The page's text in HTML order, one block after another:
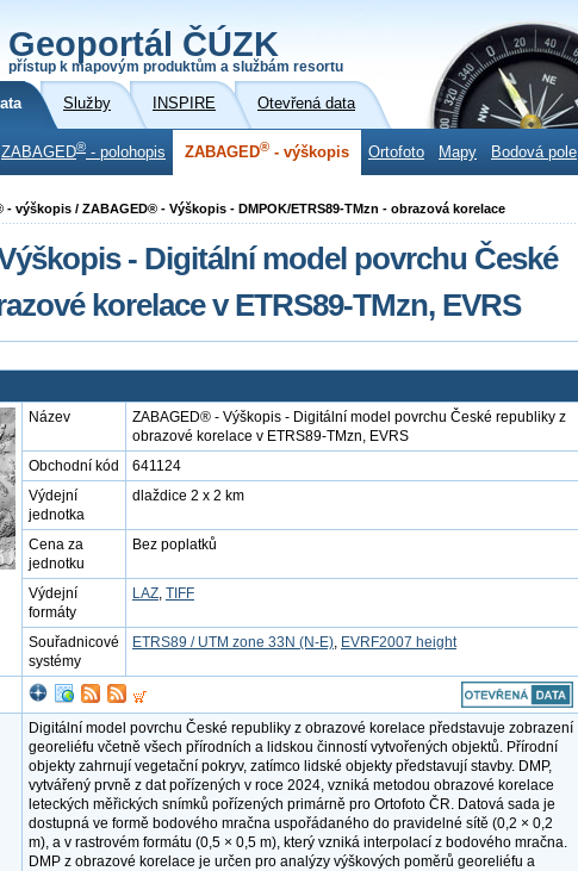
Geoportál ČÚZK
přístup k mapovým produktům a službám resortu
Služby INSPIRE Otevřená data
ZABAGED® - polohopis ZABAGED® - výškopis Ortofoto Mapy Bodová pole
- výškopis / ZABAGED® - Výškopis - DMPOK/ETRS89-TMzn - obrazová korelace
- Digitální model povrchu České
korelace v ETRS89-TMzn, EVRS
Název
ZABAGED® - Výškopis - Digitální model povrchu České republiky z
obrazové korelace v ETRS89-TMzn, EVRS
Obchodní kód
641124
Výdejní
jednotka
dlaždice 2 x 2 km
Cena za
jednotku
Bez poplatků
Výdejní
formáty
LAZ, TIFF
Souřadnicové
systémy
ETRS89 / UTM zone 33N (N-E), EVRF2007 height
Digitální model povrchu České republiky z obrazové korelace představuje zobrazení
georeliéfu včetně všech přírodních a lidskou činností vytvořených objektů. Přírodní
objekty zahrnují vegetační pokryv, zatímco lidské objekty představují stavby. DMP,
vytvářený prvně z dat pořízených v roce 2024, vzniká metodou obrazové korelace
leteckých měřických snímků pořízených primárně pro Ortofoto ČR. Datová sada je
dostupná ve formě bodového mračna uspořádaného do pravidelné sítě (0,2 × 0,2
m), a v rastrovém formátu (0,5 × 0,5 m), který vzniká interpolací z bodového mračna.
DMP z obrazové korelace je určen pro analýzy výškových poměrů georeliéfu a